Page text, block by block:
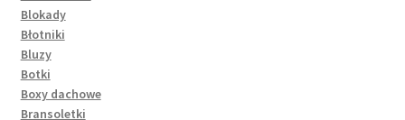
Blokady
Błotniki
Bluzy
Botki
Boxy dachowe
Bransoletki